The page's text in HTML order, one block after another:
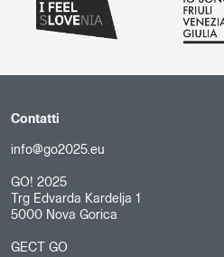
Contatti
info@go2025.eu
GO! 2025
Trg Edvarda Kardelja 1
5000 Nova Gorica
GECT GO